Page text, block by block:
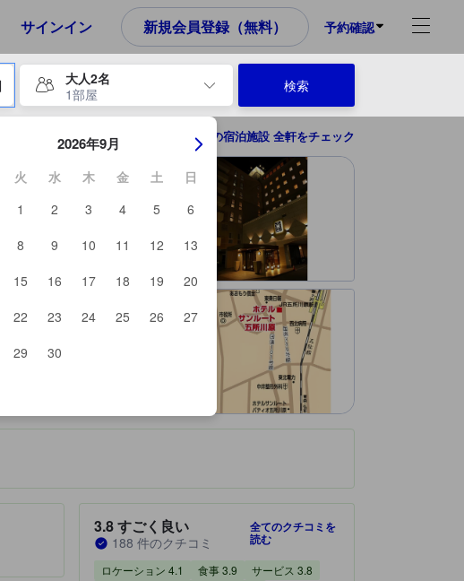
サインイン 新規会員登録（無料） 予約確認
す。
大人2名
1部屋
方向キーを使用して、チェックイン日とチェックアウト日を移動します。
2026年9月
火 水 木 金 土
日
1
2 3 4 5
6
8 9 10 11 12
13
15 16 17 18 19
20
22 23 24 25 26
27
29 30
検索
五所川原の宿泊施設 全軒をチェック
示すものです。宿泊施設のクチコミスコア：3.8 / 5 すごく良い 188 件のクチコミ
3.8すごく良い
188 件のクチコミ
全てのクチコミを
読む
ロケーション 4.1 食事 3.9
サービス 3.8
あるため、これから宿泊選びをされるユーザーにとっても参考となる信頼で